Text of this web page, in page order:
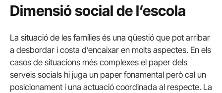
Dimensió social de l’escola
La situació de les famílies és una qüestió que pot arribar
a desbordar i costa d’encaixar en molts aspectes. En els
casos de situacions més complexes el paper dels
serveis socials hi juga un paper fonamental però cal un
posicionament i una actuació coordinada al respecte. La